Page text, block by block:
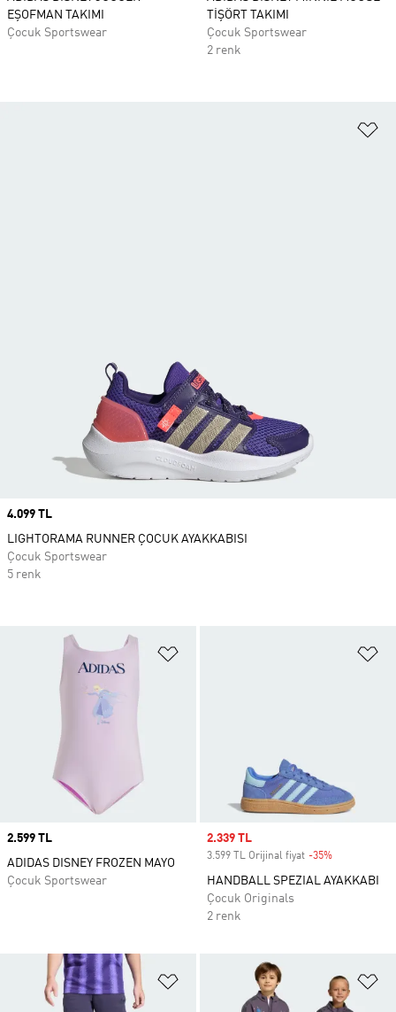
EŞOFMAN TAKIMI
Çocuk Sportswear
TİŞÖRT TAKIMI
Çocuk Sportswear
2 renk
Price
2.599 TL
ADIDAS DISNEY FROZEN MAYO
Çocuk Sportswear
Sale price
2.339 TL
3.599 TL Orijinal fiyat -35%
HANDBALL SPEZIAL AYAKKABI
Çocuk Originals
2 renk
Favori Listesine Ekle
Price
4.099 TL
LIGHTORAMA RUNNER ÇOCUK AYAKKABISI
Çocuk Sportswear
5 renk